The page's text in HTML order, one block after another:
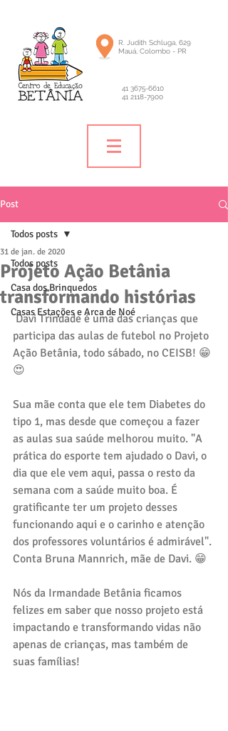
R. Judith Schluga, 629
Mauá, Colombo - PR
41 3675-6610
41 2118-7900
Post
Todos posts
Casa dos Brinquedos
Casas Estações e Arca de Noé
Todos posts
Projeto Ação Betânia
transformando histórias
31 de jan. de 2020
Davi Trindade é uma das crianças que
participa das aulas de futebol no Projeto
Ação Betânia, todo sábado, no CEISB! 😁
😍
Sua mãe conta que ele tem Diabetes do
tipo 1, mas desde que começou a fazer
as aulas sua saúde melhorou muito. "A
prática do esporte tem ajudado o Davi, o
dia que ele vem aqui, passa o resto da
semana com a saúde muito boa. É
gratificante ter um projeto desses
funcionando aqui e o carinho e atenção
dos professores voluntários é admirável".
Conta Bruna Mannrich, mãe de Davi. 😁
Nós da Irmandade Betânia ficamos
felizes em saber que nosso projeto está
impactando e transformando vidas não
apenas de crianças, mas também de
suas famílias!